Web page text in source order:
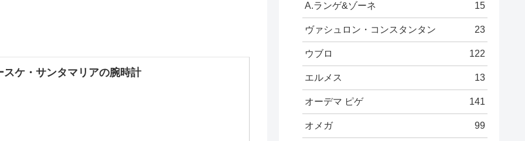
スケ・サンタマリアの腕時計
A.ランゲ&ゾーネ 15
ヴァシュロン・コンスタンタン 23
ウブロ 122
エルメス 13
オーデマ ピゲ 141
オメガ 99